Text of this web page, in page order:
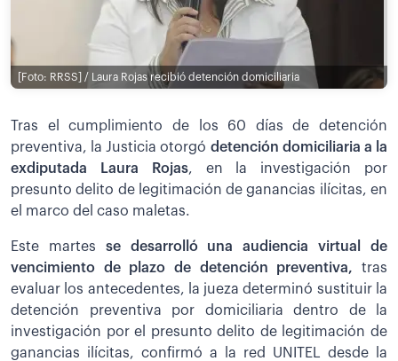
[Foto: RRSS] / Laura Rojas recibió detención domiciliaria
Tras el cumplimiento de los 60 días de detención
preventiva, la Justicia otorgó detención domiciliaria a la
exdiputada Laura Rojas, en la investigación por
presunto delito de legitimación de ganancias ilícitas, en
el marco del caso maletas.
Este martes se desarrolló una audiencia virtual de
vencimiento de plazo de detención preventiva, tras
evaluar los antecedentes, la jueza determinó sustituir la
detención preventiva por domiciliaria dentro de la
investigación por el presunto delito de legitimación de
ganancias ilícitas, confirmó a la red UNITEL desde la